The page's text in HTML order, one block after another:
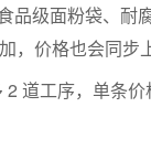
品级面粉袋、耐
价格也会同步
道工序，单条